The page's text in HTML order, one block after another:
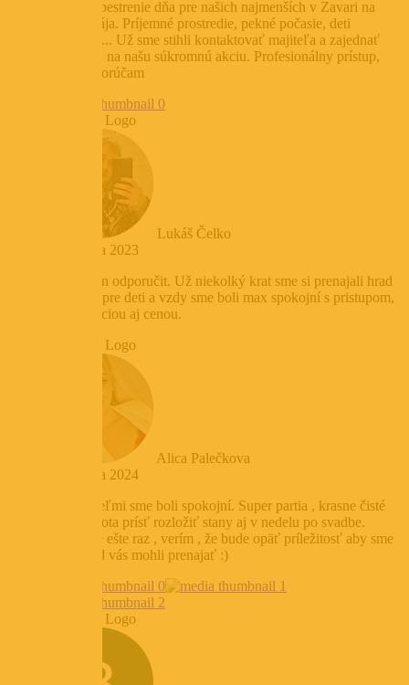
Parádne spestrenie dňa pre našich najmenších v Zavari na
prvého mája. Príjemné prostredie, pekné počasie, deti
vyšantené... Už sme stihli kontaktovať majiteľa a zajednať
rezerváciu na našu súkromnú akciu. Profesionálny prístup,
určite odporúčam
Lukáš Čelko
3. februára 2023
Možem len odporučit. Už niekolký krat sme si prenajali hrad
na oslavu pre deti a vzdy sme boli max spokojní s pristupom,
komunikaciou aj cenou.
Alica Palečkova
3. februára 2024
Veľmi , veľmi sme boli spokojní. Super partia , krasne čisté
stany, ochota prísť rozložiť stany aj v nedelu po svadbe.
Ďakujeme ešte raz , verím , že bude opäť príležitosť aby sme
si stany od vás mohli prenajať :)